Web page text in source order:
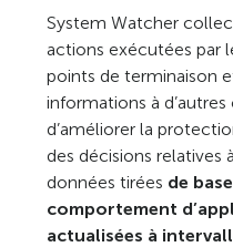
System Watcher
actions exécutées par
points de terminaison
informations à
d’améliorer la
des décisions relatives
données tirées de
comportement
actualisées à